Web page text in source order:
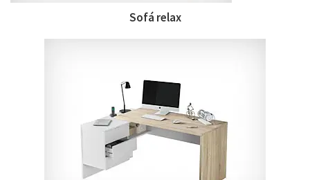
Sofá relax